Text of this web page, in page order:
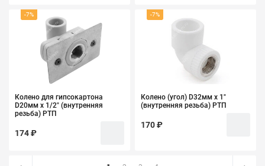
-7%
Колено для гипсокартона
D20мм х 1/2" (внутренняя
резьба) РТП
174 ₽
-7%
Колено (угол) D32мм х 1"
(внутренняя резьба) РТП
170 ₽